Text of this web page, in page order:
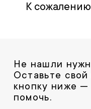
К
Не нашли
Оставьте
кнопку ниже
помочь.